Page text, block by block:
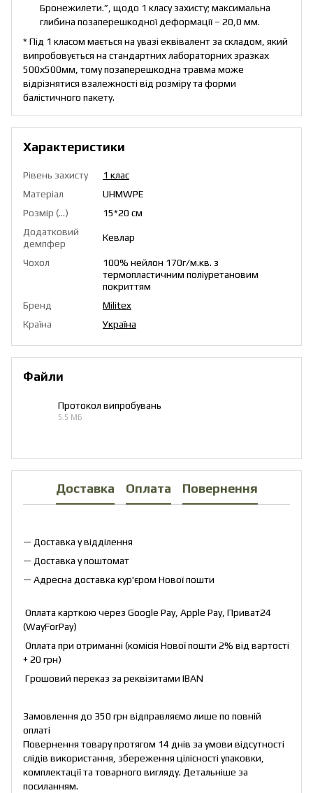
Бронежилети.”, щодо 1 класу захисту; максимальна
глибина позаперешкодної деформації – 20,0 мм.
* Під 1 класом мається на увазі еквівалент за складом, який
випробовується на стандартних лабораторних зразках
500х500мм, тому позаперешкодна травма може
відрізнятися взалежності від розміру та форми
балістичного пакету.
Характеристики
Рівень захисту
1 клас
Матеріал
UHMWPE
Розмір (...)
15*20 см
Додатковий
демпфер
Кевлар
Чохол
100% нейлон 170г/м.кв. з
термопластичним поліуретановим
покриттям
Бренд
Militex
Країна
Україна
Файли
Протокол випробувань
5.5 МБ
Доставка Оплата Повернення
— Доставка у відділення
— Доставка у поштомат
— Адресна доставка кур'єром Нової пошти
Оплата карткою через Google Pay, Apple Pay, Приват24
(WayForPay)
Оплата при отриманні (комісія Нової пошти 2% від вартості
+ 20 грн)
Грошовий переказ за реквізитами IBAN
Замовлення до 350 грн відправляємо лише по повній
оплаті
Повернення товару протягом 14 днів за умови відсутності
слідів використання, збереження цілісності упаковки,
комплектації та товарного вигляду. Детальніше за
посиланням.